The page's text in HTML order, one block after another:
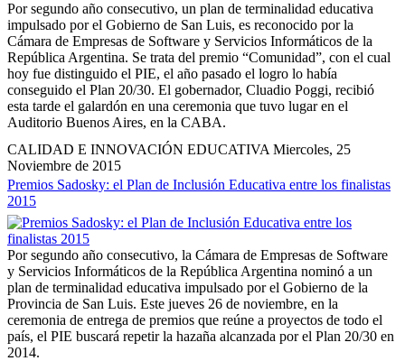
Por segundo año consecutivo, un plan de terminalidad educativa
impulsado por el Gobierno de San Luis, es reconocido por la
Cámara de Empresas de Software y Servicios Informáticos de la
República Argentina. Se trata del premio “Comunidad”, con el cual
hoy fue distinguido el PIE, el año pasado el logro lo había
conseguido el Plan 20/30. El gobernador, Cluadio Poggi, recibió
esta tarde el galardón en una ceremonia que tuvo lugar en el
Auditorio Buenos Aires, en la CABA.
CALIDAD E INNOVACIÓN EDUCATIVA Miercoles, 25
Noviembre de 2015
Premios Sadosky: el Plan de Inclusión Educativa entre los finalistas
2015
Por segundo año consecutivo, la Cámara de Empresas de Software
y Servicios Informáticos de la República Argentina nominó a un
plan de terminalidad educativa impulsado por el Gobierno de la
Provincia de San Luis. Este jueves 26 de noviembre, en la
ceremonia de entrega de premios que reúne a proyectos de todo el
país, el PIE buscará repetir la hazaña alcanzada por el Plan 20/30 en
2014.